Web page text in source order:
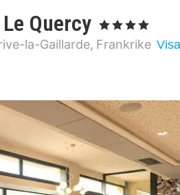
Quercy , 4 Stjärnor
la-Gaillarde Frankrike